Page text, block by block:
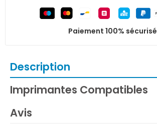
Paiement 100% sécurisé
Description
Imprimantes Compatibles
Avis